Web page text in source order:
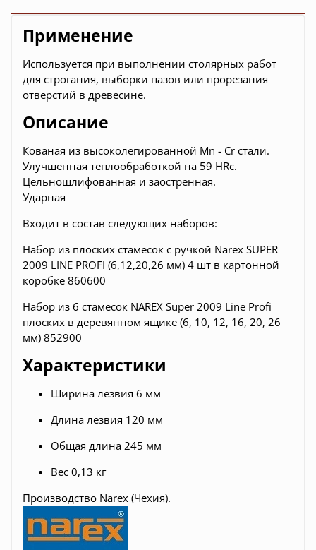
Применение
Используется при выполнении столярных работ
для строгания, выборки пазов или прорезания
отверстий в древесине.
Описание
Кованая из высоколегированной Mn - Cr стали.
Улучшенная теплообработкой на 59 HRc.
Цельношлифованная и заостренная.
Ударная
Входит в состав следующих наборов:
Набор из плоских стамесок с ручкой Narex SUPER
2009 LINE PROFI (6,12,20,26 мм) 4 шт в картонной
коробке 860600
Набор из 6 стамесок NAREX Super 2009 Line Profi
плоских в деревянном ящике (6, 10, 12, 16, 20, 26
мм) 852900
Характеристики
Ширина лезвия 6 мм
Длина лезвия 120 мм
Общая длина 245 мм
Вес 0,13 кг
Производство Narex (Чехия).